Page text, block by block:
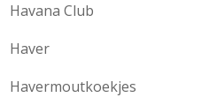
Havana Club
Haver
Havermoutkoekjes